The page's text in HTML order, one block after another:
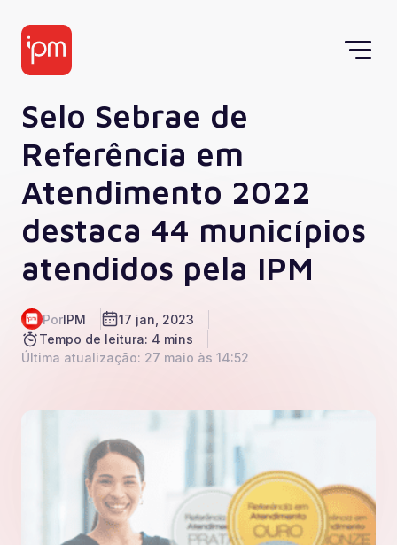
Selo Sebrae de
Referência em
Atendimento 2022
destaca 44 municípios
atendidos pela IPM
PorIPM
17 jan, 2023
Tempo de leitura: 4 mins
Última atualização: 27 maio às 14:52